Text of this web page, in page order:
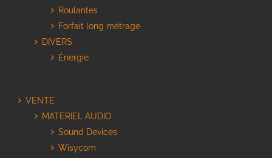
Roulantes
Forfait long métrage
DIVERS
Énergie
VENTE
MATERIEL AUDIO
Sound Devices
Wisycom